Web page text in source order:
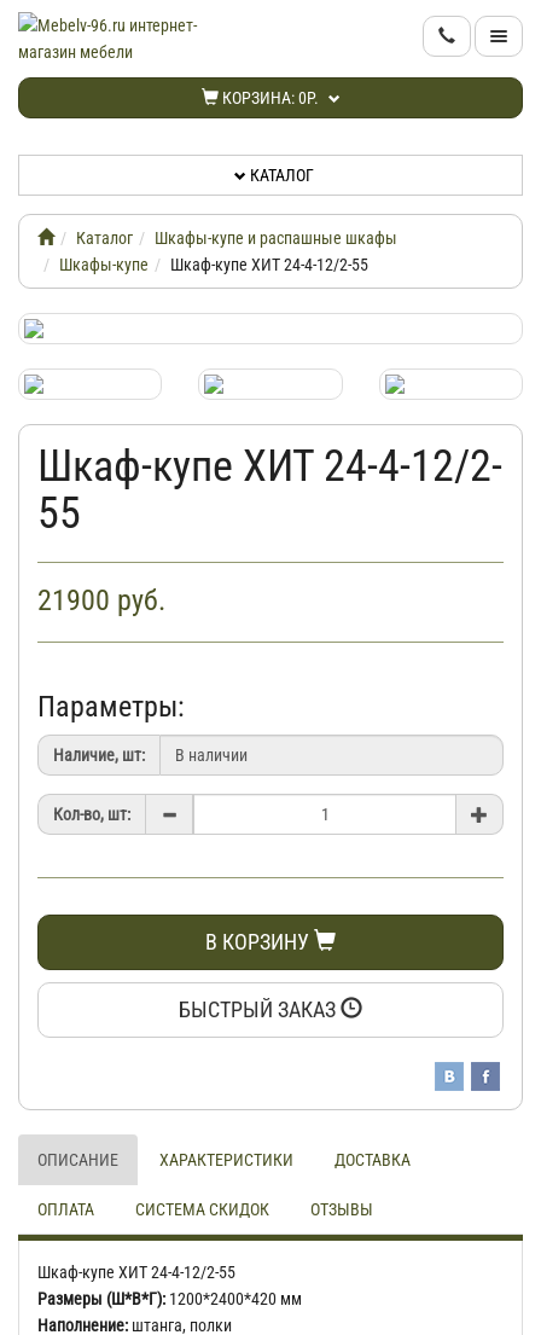
КОРЗИНА:0Р.
КАТАЛОГ
НОВИНКИ
ИНФОРМАЦИЯ
ДОСТАВКА
КАБИНЕТ
КОНТАКТЫ
КАТАЛОГ
Каталог
Шкафы-купе и распашные шкафы
Шкафы-купе
Шкаф-купе ХИТ 24-4-12/2-55
Шкаф-купе ХИТ 24-4-12/2-
55
21900 руб.
Параметры:
Наличие, шт:
Кол-во, шт:
В КОРЗИНУ
БЫСТРЫЙ ЗАКАЗ
ОПИСАНИЕ ХАРАКТЕРИСТИКИ ДОСТАВКА
ОПЛАТА СИСТЕМА СКИДОК ОТЗЫВЫ
Шкаф-купе ХИТ 24-4-12/2-55
Размеры (Ш*В*Г): 1200*2400*420 мм
Наполнение: штанга, полки